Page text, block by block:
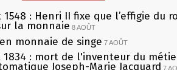
1548 : Henri II fixe que l’effigie du
la monnaie 8 AOÛT
monnaie de singe 7 AOÛT
1834 : mort de l'inventeur du
Joseph-Marie Jacquard 7